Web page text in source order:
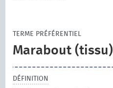
TERME PRÉFÉRENTIEL
Marabout (tissu)
DÉFINITION